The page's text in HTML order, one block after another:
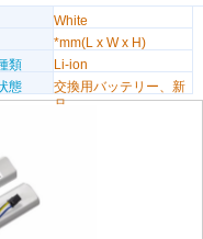
White
*mm(L x W x H)
類
Li-ion
態
交換用バッテリー、新
品